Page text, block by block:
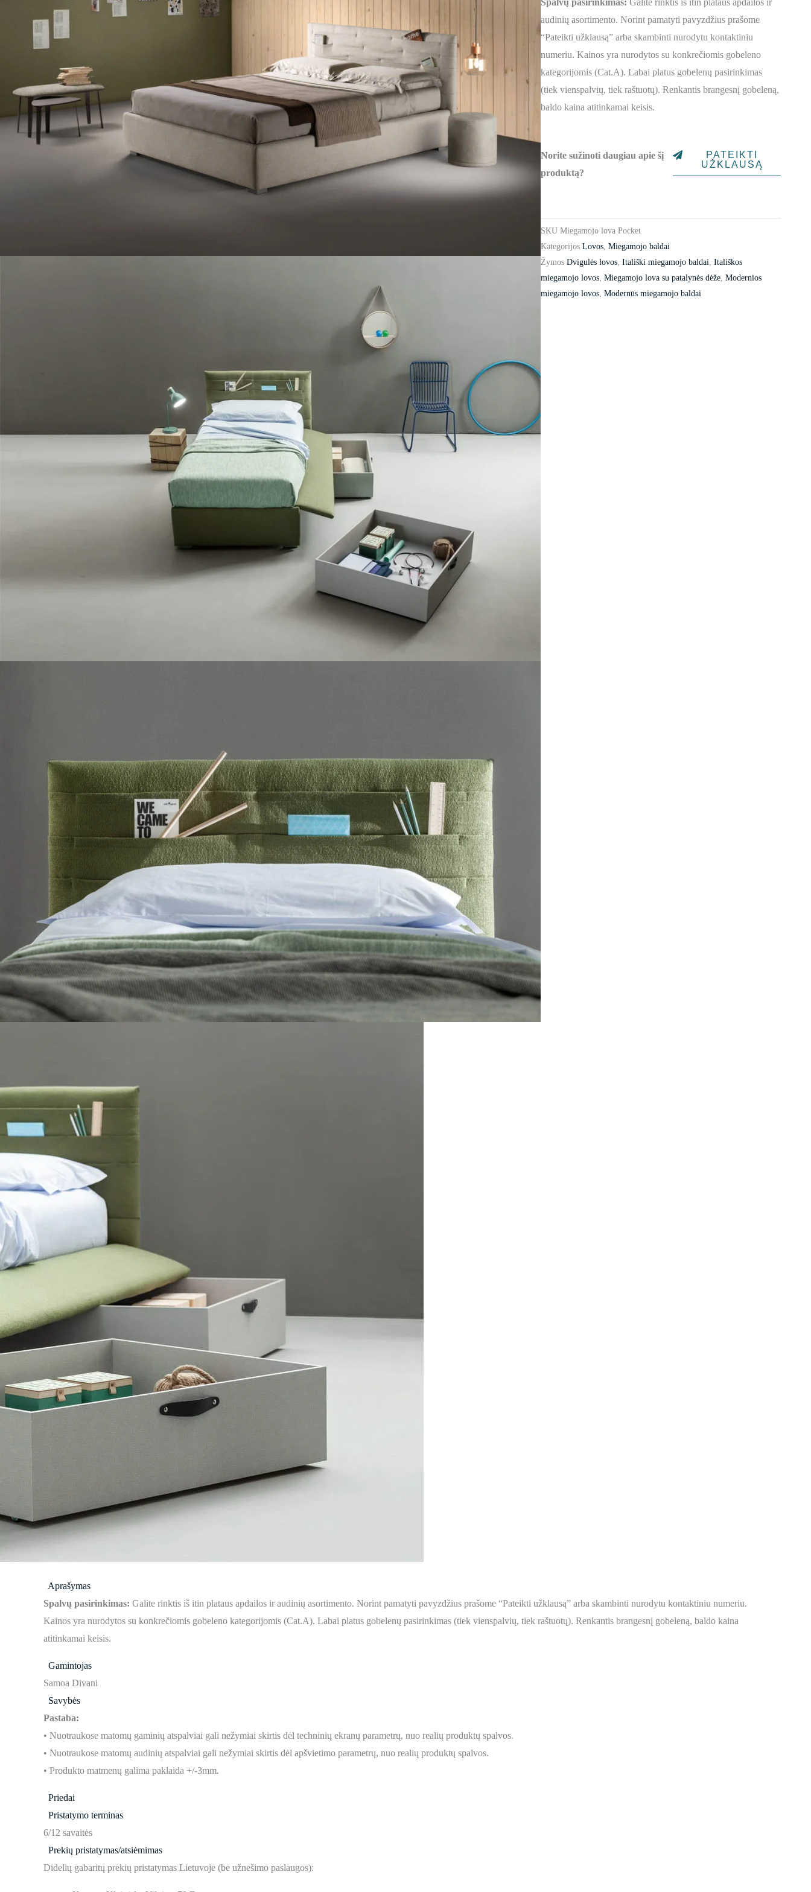
audinių asortimento. Norint pamatyti pavyzdžius prašome
“Pateikti užklausą” arba skambinti nurodytu kontaktiniu
numeriu. Kainos yra nurodytos su konkrečiomis gobeleno
kategorijomis (Cat.A). Labai platus gobelenų pasirinkimas
(tiek vienspalvių, tiek raštuotų). Renkantis brangesnį gobeleną,
baldo kaina atitinkamai keisis.
Norite sužinoti daugiau apie šį
produktą?
PATEIKTI
UŽKLAUSĄ
SKU Miegamojo lova Pocket
Kategorijos Lovos, Miegamojo baldai
Žymos Dvigulės lovos, Itališki miegamojo baldai Itališkos
miegamojo lovos, Miegamojo lova su patalynės dėže, Modernios
miegamojo lovos, Modernūs miegamojo baldai
Aprašymas
Spalvų pasirinkimas: Galite rinktis iš itin plataus apdailos ir audinių asortimento. Norint pamatyti pavyzdžius prašome “Pateikti užklausą” arba skambinti nurodytu kontaktiniu numeriu.
Kainos yra nurodytos su konkrečiomis gobeleno kategorijomis (Cat.A). Labai platus gobelenų pasirinkimas (tiek vienspalvių, tiek raštuotų). Renkantis brangesnį gobeleną, baldo kaina
atitinkamai keisis.
Gamintojas
Samoa Divani
Savybės
Pastaba:
• Nuotraukose matomų gaminių atspalviai gali nežymiai skirtis dėl techninių ekranų parametrų, nuo realių produktų spalvos.
• Nuotraukose matomų audinių atspalviai gali nežymiai skirtis dėl apšvietimo parametrų, nuo realių produktų spalvos.
• Produkto matmenų galima paklaida +/-3mm.
Priedai
Pristatymo terminas
6/12 savaitės
Prekių pristatymas/atsiėmimas
Didelių gabaritų prekių pristatymas Lietuvoje (be užnešimo paslaugos):